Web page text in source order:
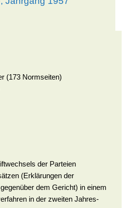
(173 Normseiten)
der Parteien
(Erklärungen der
dem Gericht) in einem
in der zweiten Jahres­